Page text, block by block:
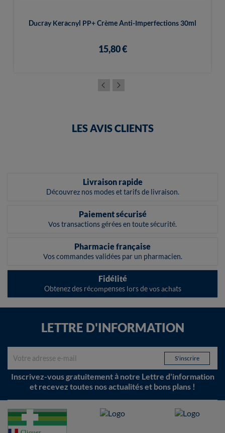
Ducray Keracnyl PP+ Crème Anti-Imperfections 30ml
15,80 €
LES AVIS CLIENTS
Livraison rapide
Découvrez nos modes et tarifs de livraison.
Paiement sécurisé
Vos transactions gérées en toute sécurité.
Pharmacie française
Vos commandes validées par un pharmacien.
Fidélité
Obtenez des récompenses lors de vos achats
LETTRE D'INFORMATION
Inscrivez-vous gratuitement à notre Lettre d'information
et recevez toutes nos actualités et bons plans !